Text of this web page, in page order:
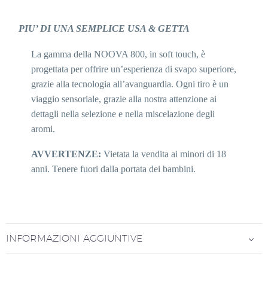
PIU’ DI UNA SEMPLICE USA & GETTA
La gamma della NOOVA 800, in soft touch, è
progettata per offrire un’esperienza di svapo superiore,
grazie alla tecnologia all’avanguardia. Ogni tiro è un
viaggio sensoriale, grazie alla nostra attenzione ai
dettagli nella selezione e nella miscelazione degli
aromi.
AVVERTENZE: Vietata la vendita ai minori di 18
anni. Tenere fuori dalla portata dei bambini.
INFORMAZIONI AGGIUNTIVE